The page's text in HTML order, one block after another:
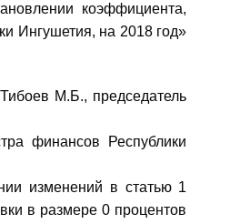
коэффициента,
Ингушетия, на 2018 год»
М.Б., председатель
финансов Республики
изменений в статью 1
в размере 0 процентов